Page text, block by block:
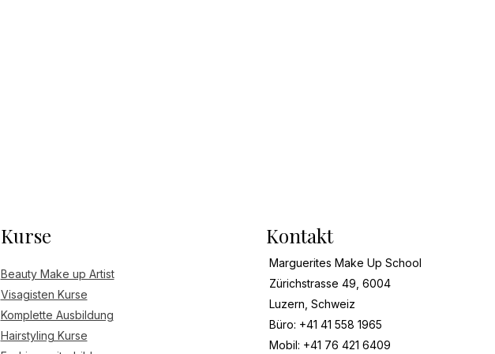
Kurse
Beauty Make up Artist
Visagisten Kurse
Komplette Ausbildung
Hairstyling Kurse
Kontakt
Marguerites Make Up School
Zürichstrasse 49, 6004
Luzern, Schweiz
Büro: +41 41 558 1965
Mobil: +41 76 421 6409